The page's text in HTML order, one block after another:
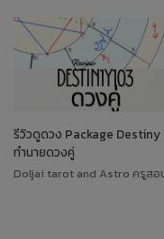
รีวิวดูดวง Package Destiny
ทำนายดวงคู่